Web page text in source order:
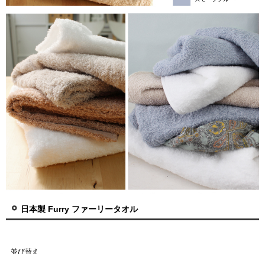
日本製 Furry ファーリータオル
並び替え